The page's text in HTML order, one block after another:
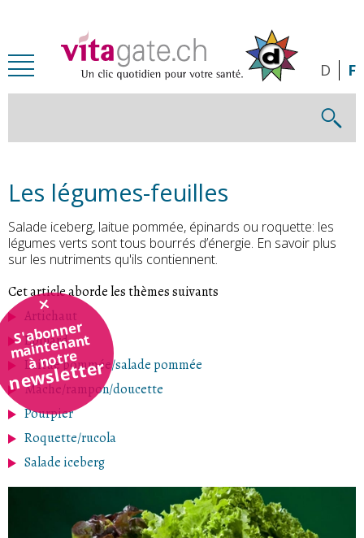
S'abonner
maintenant
à notre
newsletter
D F
Les légumes-feuilles
Salade iceberg, laitue pommée, épinards ou roquette: les
légumes verts sont tous bourrés d’énergie. En savoir plus
sur les nutriments qu'ils contiennent.
Cet article aborde les thèmes suivants
Artichaut
Epinard
Laitue pommée/salade pommée
Mâche/rampon/doucette
Pourpier
Roquette/rucola
Salade iceberg